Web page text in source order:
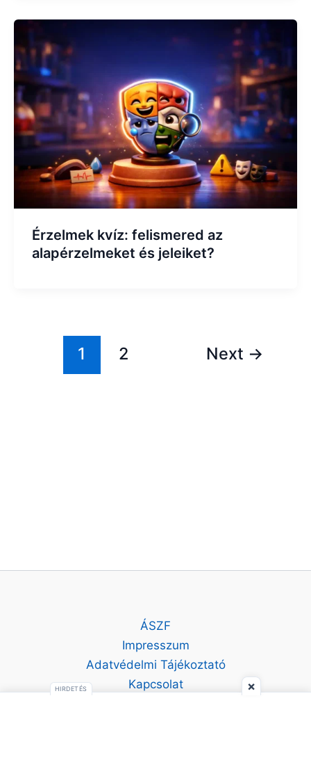
Érzelmek kvíz: felismered az
alapérzelmeket és jeleiket?
1 2 Next →
ÁSZF
Impresszum
Adatvédelmi Tájékoztató
Kapcsolat
HIRDETÉS ×